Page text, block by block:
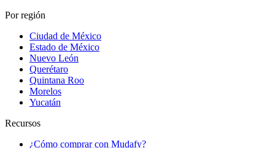
Por región
Ciudad de México
Estado de México
Nuevo León
Querétaro
Quintana Roo
Morelos
Yucatán
Recursos
¿Cómo comprar con Mudafy?